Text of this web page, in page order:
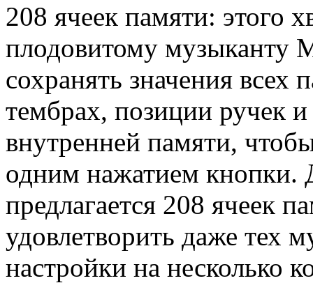
208 ячеек памяти: этого
плодовитому музыканту
сохранять значения всех
тембрах, позиции ручек
внутренней памяти,
одним нажатием кнопки.
предлагается 208 ячеек
удовлетворить даже тех
настройки на несколько